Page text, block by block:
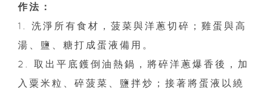
作法：
1. 洗淨所有食材，菠菜與洋蔥切碎；雞蛋與高
湯、鹽、糖打成蛋液備用。
2. 取出平底鑊倒油熱鍋，將碎洋蔥爆香後，加
入粟米粒、碎菠菜、鹽拌炒；接著將蛋液以繞